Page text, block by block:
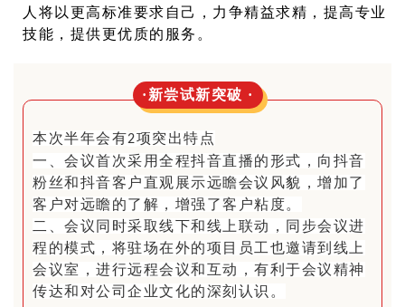
人将以更高标准要求自己，力争精益求精，提高专业
技能，提供更优质的服务。
·新尝试新突破 ·
本次半年会有2项突出特点
一、会议首次采用全程抖音直播的形式，向抖音
粉丝和抖音客户直观展示远瞻会议风貌，增加了
客户对远瞻的了解，增强了客户粘度。
二、会议同时采取线下和线上联动，同步会议进
程的模式，将驻场在外的项目员工也邀请到线上
会议室，进行远程会议和互动，有利于会议精神
传达和对公司企业文化的深刻认识。